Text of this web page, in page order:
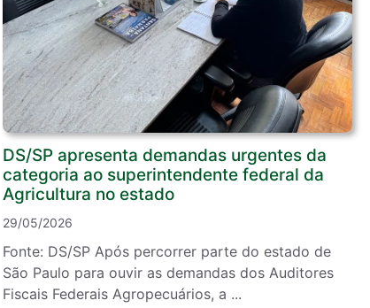
DS/SP apresenta demandas urgentes da
categoria ao superintendente federal da
Agricultura no estado
29/05/2026
Fonte: DS/SP Após percorrer parte do estado de
São Paulo para ouvir as demandas dos Auditores
Fiscais Federais Agropecuários, a ...